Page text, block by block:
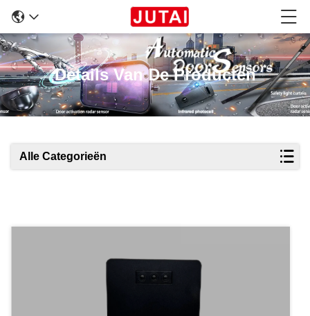
Details Van De Producten
Alle Categorieën